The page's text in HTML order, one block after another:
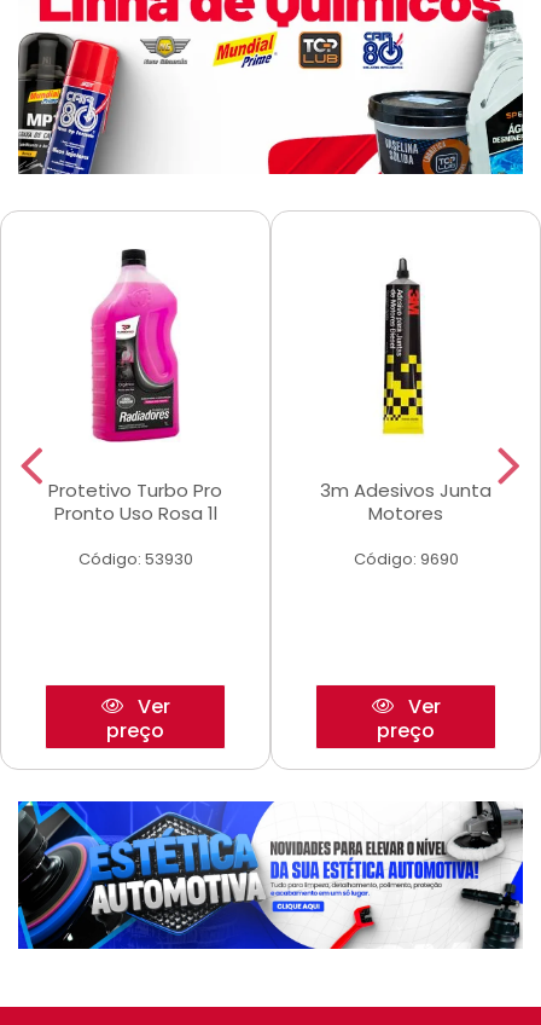
Protetivo Turbo Pro
Pronto Uso Rosa 1l
Código: 53930
Ver
preço
3m Adesivos Junta
Motores
Código: 9690
Ver
preço